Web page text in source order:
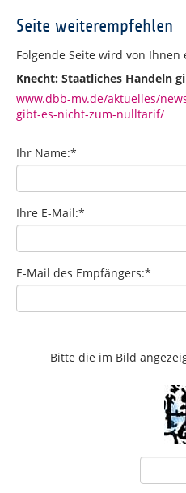
Seite weiterempfehlen
Folgende Seite wird von Ihnen
Knecht: Staatliches Handeln
www.dbb-mv.de/aktuelles/
gibt-es-nicht-zum-nulltarif/
Ihr Name:*
Ihre E-Mail:*
E-Mail des Empfängers:*
Bitte die im Bild